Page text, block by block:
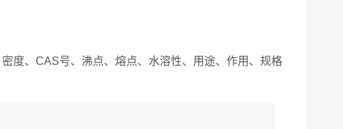
度、CAS号、沸点、熔点、水溶性、用途、作用、规格